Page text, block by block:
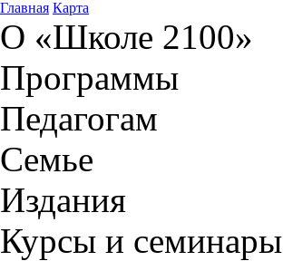
Главная Карта
О «Школе 2100»
Программы
Педагогам
Семье
Издания
Курсы и семинары